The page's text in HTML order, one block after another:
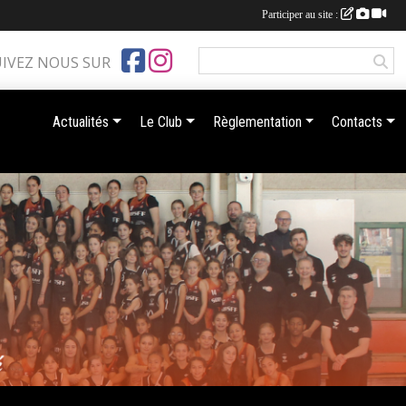
NOUS SUR
Actualités Le Club Règlementation Contacts
Participer au site :